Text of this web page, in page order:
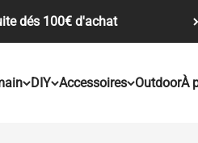
dés 100€ d'achat
DIY Accessoires OutdoorÀ